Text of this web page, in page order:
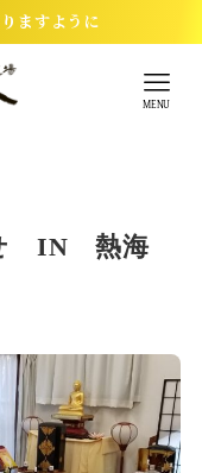
ますように
MENU
IN 熱海